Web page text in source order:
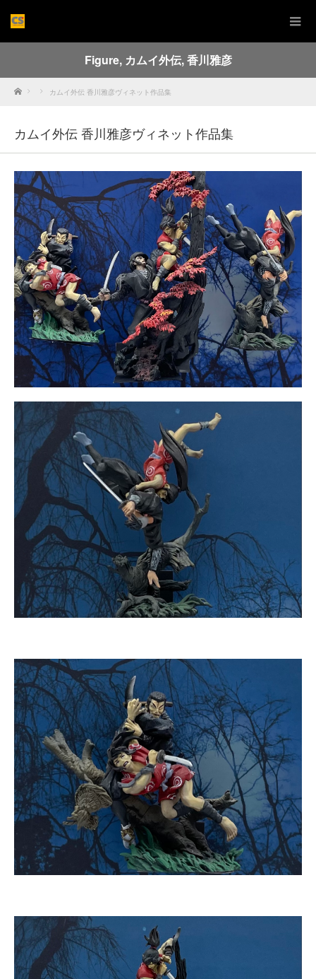
Figure, カムイ外伝,香川雅彦
Home カムイ外伝 香川雅彦ヴィネット作品集
カムイ外伝 香川雅彦ヴィネット作品集